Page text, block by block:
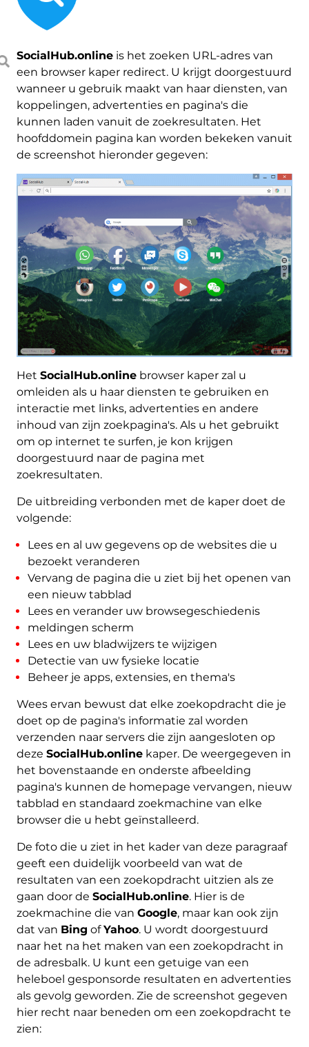
SocialHub.onlineis het zoeken URL-adres van
een browser kaper redirect. U krijgt doorgestuurd
wanneer u gebruik maakt van haar diensten, van
koppelingen, advertenties en pagina's die
kunnen laden vanuit de zoekresultaten. Het
hoofddomein pagina kan worden bekeken vanuit
de screenshot hieronder gegeven:
Het SocialHub.onlinebrowser kaper zal u
omleiden als u haar diensten te gebruiken en
interactie met links, advertenties en andere
inhoud van zijn zoekpagina's. Als u het gebruikt
om op internet te surfen, je kon krijgen
doorgestuurd naar de pagina met
zoekresultaten.
De uitbreiding verbonden met de kaper doet de
volgende:
Lees en al uw gegevens op de websites die u
bezoekt veranderen
Vervang de pagina die u ziet bij het openen van
een nieuw tabblad
Lees en verander uw browsegeschiedenis
meldingen scherm
Lees en uw bladwijzers te wijzigen
Detectie van uw fysieke locatie
Beheer je apps, extensies, en thema's
Wees ervan bewust dat elke zoekopdracht die je
doet op de pagina's informatie zal worden
verzenden naar servers die zijn aangesloten op
deze SocialHub.onlinekaper. De weergegeven in
het bovenstaande en onderste afbeelding
pagina's kunnen de homepage vervangen, nieuw
tabblad en standaard zoekmachine van elke
browser die u hebt geïnstalleerd.
De foto die u ziet in het kader van deze paragraaf
geeft een duidelijk voorbeeld van wat de
resultaten van een zoekopdracht uitzien als ze
gaan door de SocialHub.online. Hier is de
zoekmachine die van Google, maar kan ook zijn
dat van Bing ofYahoo. U wordt doorgestuurd
naar het na het maken van een zoekopdracht in
de adresbalk. U kunt een getuige van een
heleboel gesponsorde resultaten en advertenties
als gevolg geworden. Zie de screenshot gegeven
hier recht naar beneden om een ​​zoekopdracht te
zien: